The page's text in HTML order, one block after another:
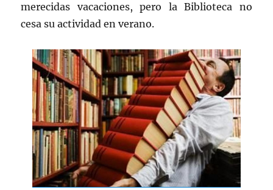
merecidas vacaciones, pero la Biblioteca no
cesa su actividad en verano.